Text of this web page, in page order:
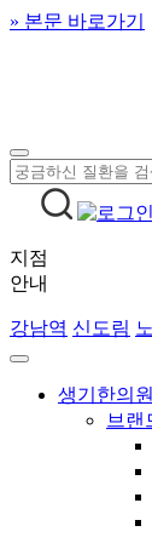
» 본문 바로가기
지점
안내
강남역 신도림
생기한의원
브랜